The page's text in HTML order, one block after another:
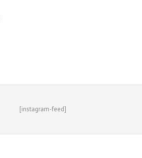
[instagram-feed]